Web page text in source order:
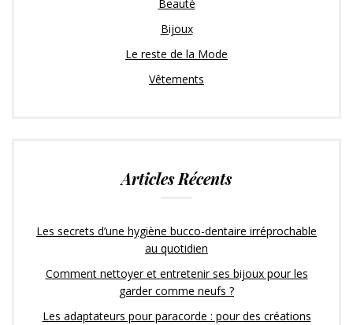
Beauté
Bijoux
Le reste de la Mode
Vêtements
Articles Récents
Les secrets d’une hygiène bucco-dentaire irréprochable
au quotidien
Comment nettoyer et entretenir ses bijoux pour les
garder comme neufs ?
Les adaptateurs pour paracorde : pour des créations